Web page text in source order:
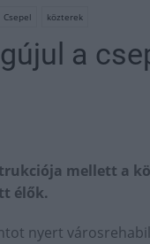
Csepel közterek
a
mellett a
élők.
nyert